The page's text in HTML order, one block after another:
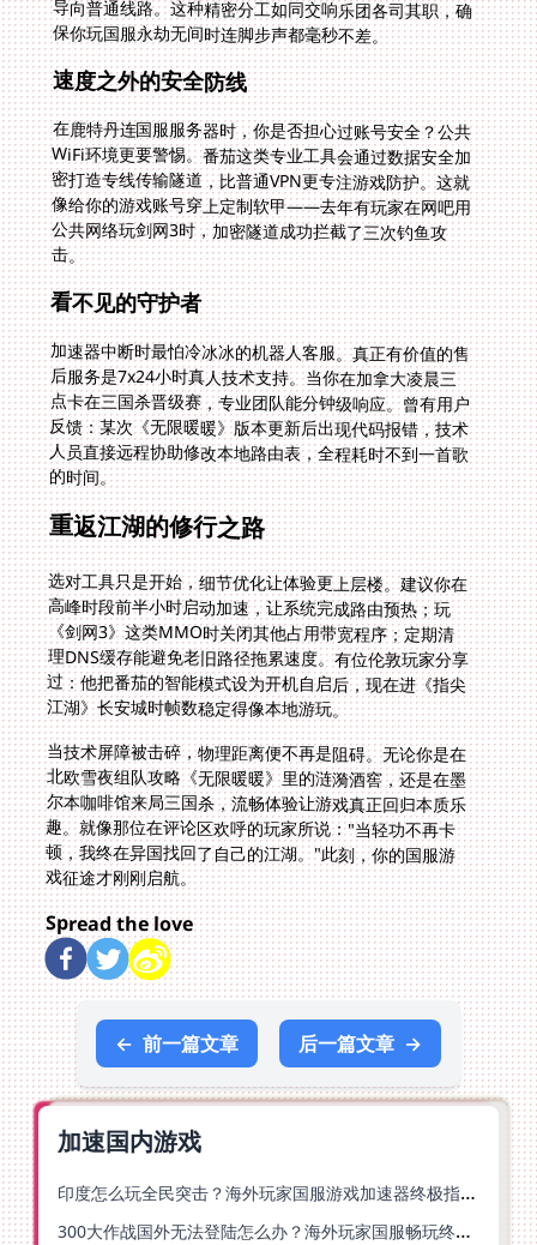
保你玩国服永劫无间时连脚步声都毫秒不差。
速度之外的安全防线
在鹿特丹连国服服务器时，你是否担心过账号安全？公共
WiFi环境更要警惕。番茄这类专业工具会通过数据安全加
密打造专线传输隧道，比普通VPN更专注游戏防护。这就
像给你的游戏账号穿上定制软甲——去年有玩家在网吧用
公共网络玩剑网3时，加密隧道成功拦截了三次钓鱼攻
击。
看不见的守护者
加速器中断时最怕冷冰冰的机器人客服。真正有价值的售
后服务是7x24小时真人技术支持。当你在加拿大凌晨三
点卡在三国杀晋级赛，专业团队能分钟级响应。曾有用户
反馈：某次《无限暖暖》版本更新后出现代码报错，技术
人员直接远程协助修改本地路由表，全程耗时不到一首歌
的时间。
重返江湖的修行之路
选对工具只是开始，细节优化让体验更上层楼。建议你在
高峰时段前半小时启动加速，让系统完成路由预热；玩
《剑网3》这类MMO时关闭其他占用带宽程序；定期清
理DNS缓存能避免老旧路径拖累速度。有位伦敦玩家分享
过：他把番茄的智能模式设为开机自启后，现在进《指尖
江湖》长安城时帧数稳定得像本地游玩。
当技术屏障被击碎，物理距离便不再是阻碍。无论你是在
北欧雪夜组队攻略《无限暖暖》里的涟漪酒窖，还是在墨
尔本咖啡馆来局三国杀，流畅体验让游戏真正回归本质乐
趣。就像那位在评论区欢呼的玩家所说："当轻功不再卡
顿，我终在异国找回了自己的江湖。"此刻，你的国服游
戏征途才刚刚启航。
Spread the love
← 前一篇文章 后一篇文章 →
加速国内游戏
印度怎么玩全民突击？海外玩家国服游戏加速器终极指南（附原神延迟优化+精灵之境加速器选择）
300大作战国外无法登陆怎么办？海外玩家国服畅玩终极指南（附实测推荐）